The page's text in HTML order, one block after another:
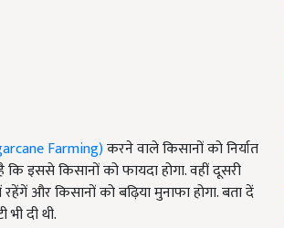
Farming)करने वाले किसानों को निर्यात
इससे किसानों को फायदा होगा. वहीं दूसरी
और किसानों को बढ़िया मुनाफा होगा. बता दें
दी थी.